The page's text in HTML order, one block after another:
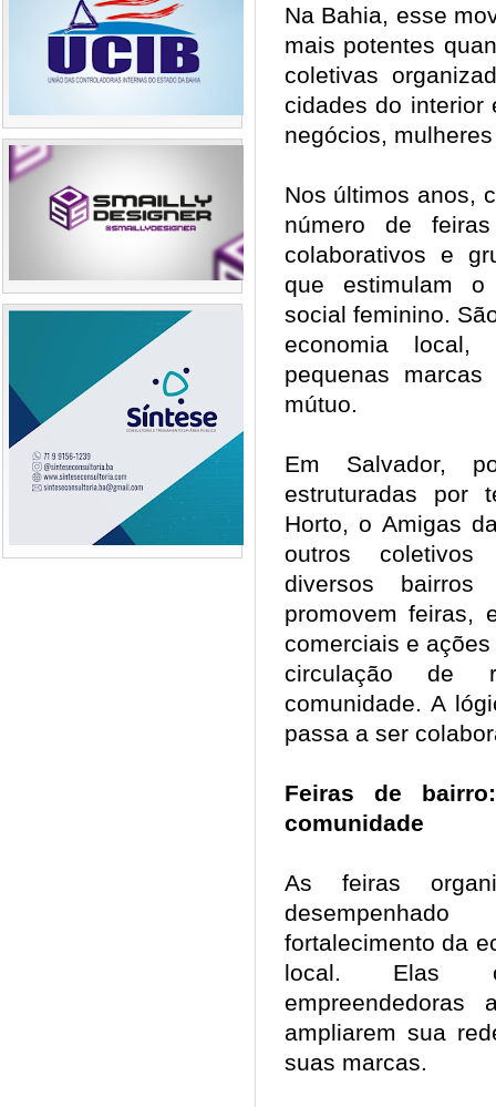
Na Bahia, esse
mais potentes
coletivas
cidades do interior
negócios,
Nos últimos anos,
número de feiras
colaborativos e
que estimulam o
social feminino.
economia
pequenas
mútuo.
Em Salvador,
estruturadas por
Horto, o Amigas
outros coletivos
diversos
promovem feiras,
comerciais e
circulação de
comunidade. A
passa a ser
Feiras de
comunidade
As feiras
fortalecimento da
local. Elas
empreendedoras
ampliarem sua
suas marcas.